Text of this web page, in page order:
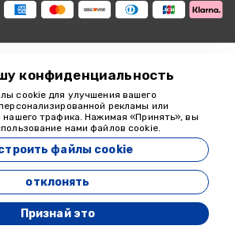
18349
Zeyvona Travel - 18349
Разработан
конфиденциальность
cookie для улучшения вашего
рекламы или
нашего трафика. Нажимая «Принять», вы
нами файлов cookie.
файлы cookie
отклонять
Признай это